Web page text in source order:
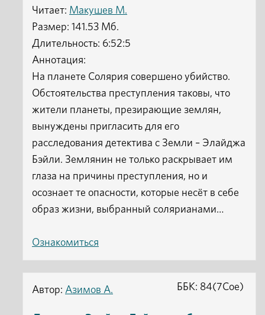
Читает: Макушев М.
Размер: 141.53 Мб.
Длительность: 6:52:5
Аннотация:
На планете Солярия совершено убийство.
Обстоятельства преступления таковы, что
жители планеты, презирающие землян,
вынуждены пригласить для его
расследования детектива с Земли – Элайджа
Бэйли. Землянин не только раскрывает им
глаза на причины преступления, но и
осознает те опасности, которые несёт в себе
образ жизни, выбранный солярианами…
Ознакомиться
Автор: Азимов А. ББК: 84(7Сое)